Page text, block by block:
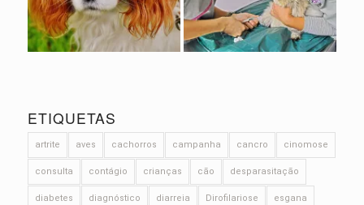
ETIQUETAS
artrite aves cachorros campanha cancro cinomose
consulta contágio crianças cão desparasitação
diabetes diagnóstico diarreia Dirofilariose esgana